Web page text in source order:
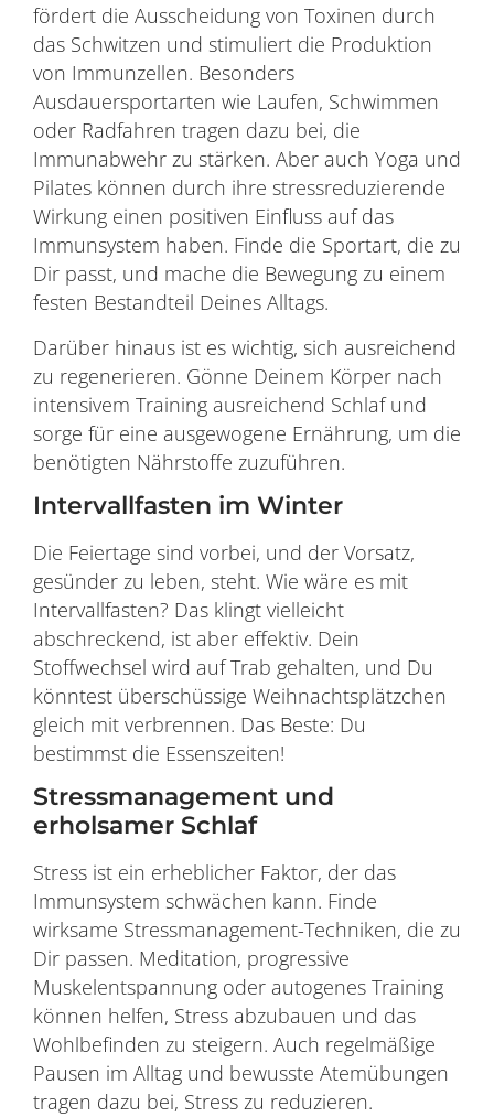
fördert die Ausscheidung von Toxinen durch
das Schwitzen und stimuliert die Produktion
von Immunzellen. Besonders
Ausdauersportarten wie Laufen, Schwimmen
oder Radfahren tragen dazu bei, die
Immunabwehr zu stärken. Aber auch Yoga und
Pilates können durch ihre stressreduzierende
Wirkung einen positiven Einfluss auf das
Immunsystem haben. Finde die Sportart, die zu
Dir passt, und mache die Bewegung zu einem
festen Bestandteil Deines Alltags.
Darüber hinaus ist es wichtig, sich ausreichend
zu regenerieren. Gönne Deinem Körper nach
intensivem Training ausreichend Schlaf und
sorge für eine ausgewogene Ernährung, um die
benötigten Nährstoffe zuzuführen.
Intervallfasten im Winter
Die Feiertage sind vorbei, und der Vorsatz,
gesünder zu leben, steht. Wie wäre es mit
Intervallfasten? Das klingt vielleicht
abschreckend, ist aber effektiv. Dein
Stoffwechsel wird auf Trab gehalten, und Du
könntest überschüssige Weihnachtsplätzchen
gleich mit verbrennen. Das Beste: Du
bestimmst die Essenszeiten!
Stressmanagement und
erholsamer Schlaf
Stress ist ein erheblicher Faktor, der das
Immunsystem schwächen kann. Finde
wirksame Stressmanagement-Techniken, die zu
Dir passen. Meditation, progressive
Muskelentspannung oder autogenes Training
können helfen, Stress abzubauen und das
Wohlbefinden zu steigern. Auch regelmäßige
Pausen im Alltag und bewusste Atemübungen
tragen dazu bei, Stress zu reduzieren.